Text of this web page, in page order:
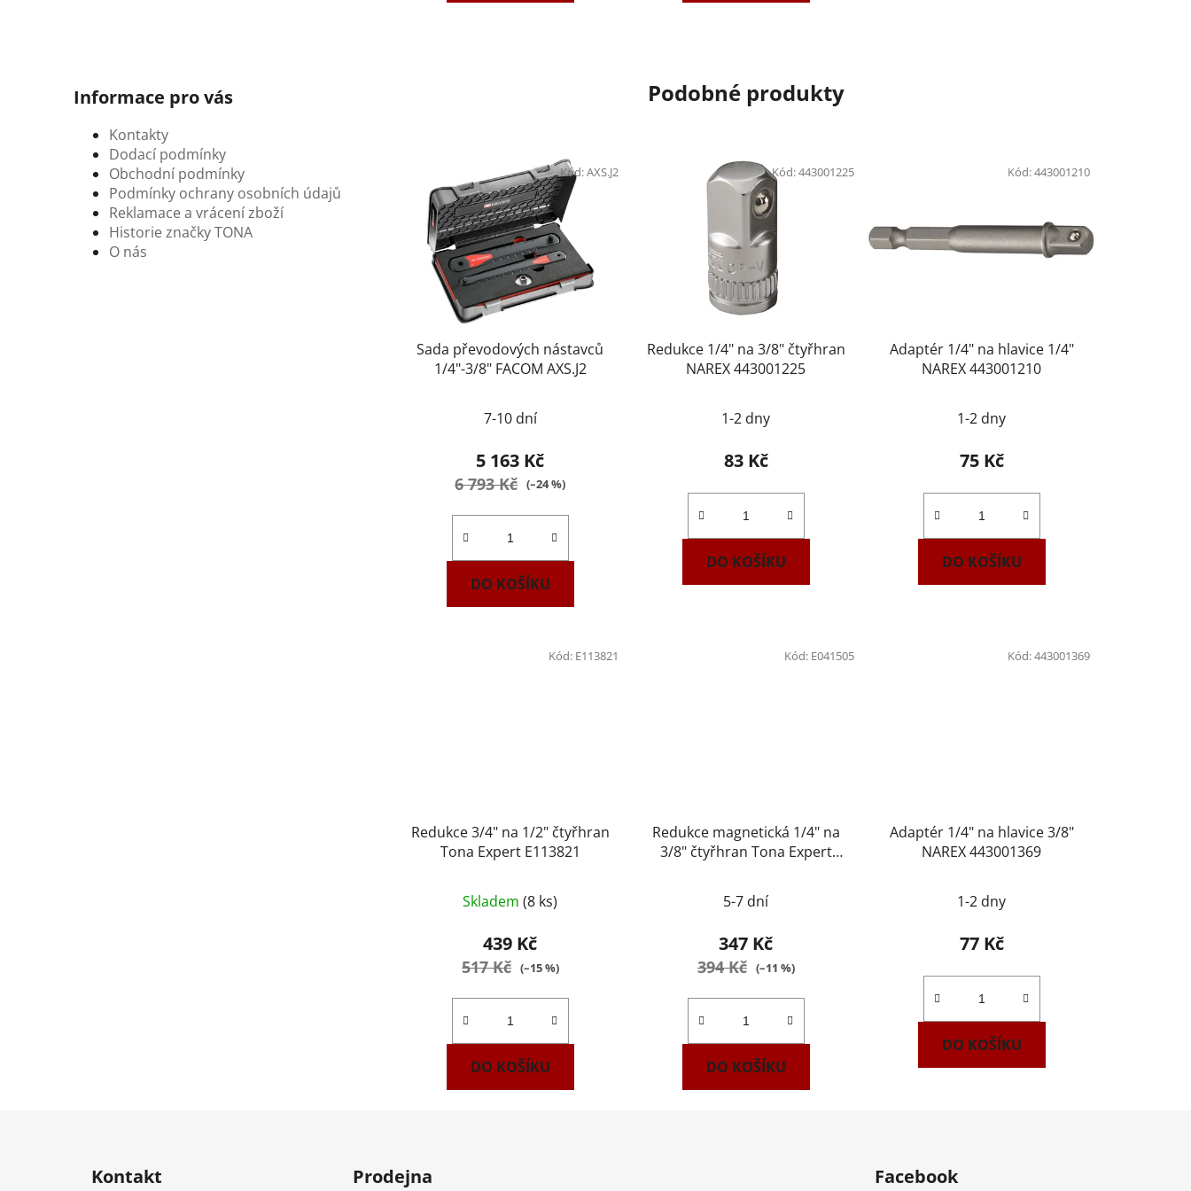
Informace pro vás
Kontakty
Dodací podmínky
Obchodní podmínky
Podmínky ochrany osobních údajů
Reklamace a vrácení zboží
Historie značky TONA
O nás
Podobné produkty
Sada převodových nástavců
1/4"-3/8" FACOM AXS.J2
7-10 dní
5 163 Kč
6 793 Kč (–24 %)
DO KOŠÍKU
Kód:AXS.J2
Redukce 1/4" na 3/8" čtyřhran
NAREX 443001225
1-2 dny
83 Kč
DO KOŠÍKU
Kód:443001225
Adaptér 1/4" na hlavice 1/4"
NAREX 443001210
1-2 dny
75 Kč
DO KOŠÍKU
Kód:443001210
Redukce 3/4" na 1/2" čtyřhran
Tona Expert E113821
Skladem(8 ks)
439 Kč
517 Kč (–15 %)
DO KOŠÍKU
Kód: E113821
Redukce magnetická 1/4" na
3/8" čtyřhran Tona Expert
5-7 dní
347 Kč
394 Kč (–11 %)
DO KOŠÍKU
Kód: E041505
Adaptér 1/4" na hlavice 3/8"
NAREX 443001369
1-2 dny
77 Kč
DO KOŠÍKU
Kód:443001369
Kontakt Prodejna Facebook